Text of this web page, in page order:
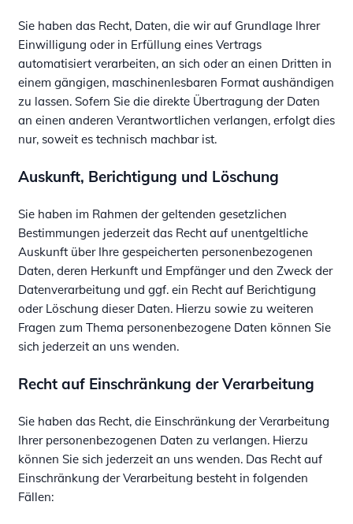
Sie haben das Recht, Daten, die wir auf Grundlage Ihrer
Einwilligung oder in Erfüllung eines Vertrags
automatisiert verarbeiten, an sich oder an einen Dritten in
einem gängigen, maschinenlesbaren Format aushändigen
zu lassen. Sofern Sie die direkte Übertragung der Daten
an einen anderen Verantwortlichen verlangen, erfolgt dies
nur, soweit es technisch machbar ist.
Auskunft, Berichtigung und Löschung
Sie haben im Rahmen der geltenden gesetzlichen
Bestimmungen jederzeit das Recht auf unentgeltliche
Auskunft über Ihre gespeicherten personenbezogenen
Daten, deren Herkunft und Empfänger und den Zweck der
Datenverarbeitung und ggf. ein Recht auf Berichtigung
oder Löschung dieser Daten. Hierzu sowie zu weiteren
Fragen zum Thema personenbezogene Daten können Sie
sich jederzeit an uns wenden.
Recht auf Einschränkung der Verarbeitung
Sie haben das Recht, die Einschränkung der Verarbeitung
Ihrer personenbezogenen Daten zu verlangen. Hierzu
können Sie sich jederzeit an uns wenden. Das Recht auf
Einschränkung der Verarbeitung besteht in folgenden
Fällen: